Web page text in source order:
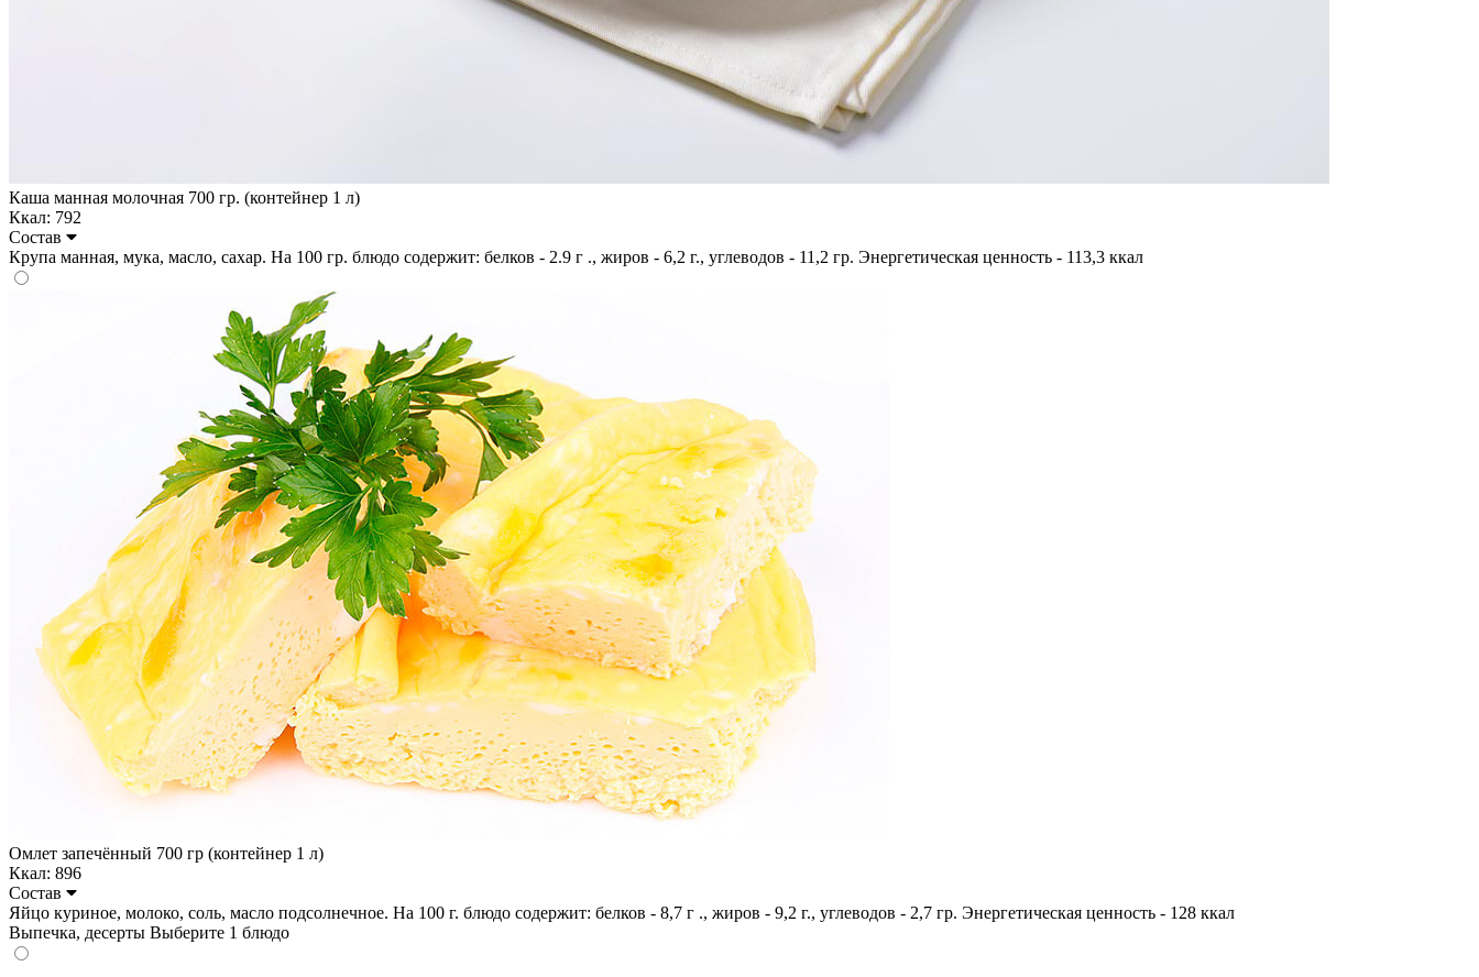
Каша манная молочная 700 гр. (контейнер 1 л)
Ккал: 792
Состав
Крупа манная, мука, масло, сахар. На 100 гр. блюдо содержит: белков - 2.9 г ., жиров - 6,2 г., углеводов - 11,2 гр. Энергетическая ценность - 113,3 ккал
Омлет запечённый 700 гр (контейнер 1 л)
Ккал: 896
Состав
Яйцо куриное, молоко, соль, масло подсолнечное. На 100 г. блюдо содержит: белков - 8,7 г ., жиров - 9,2 г., углеводов - 2,7 гр. Энергетическая ценность - 128 ккал
Выпечка, десерты Выберите 1 блюдо